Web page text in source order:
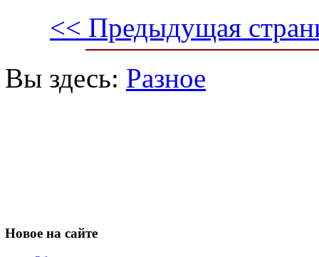
<< Предыдущая
Вы здесь: Разное
Новое на сайте